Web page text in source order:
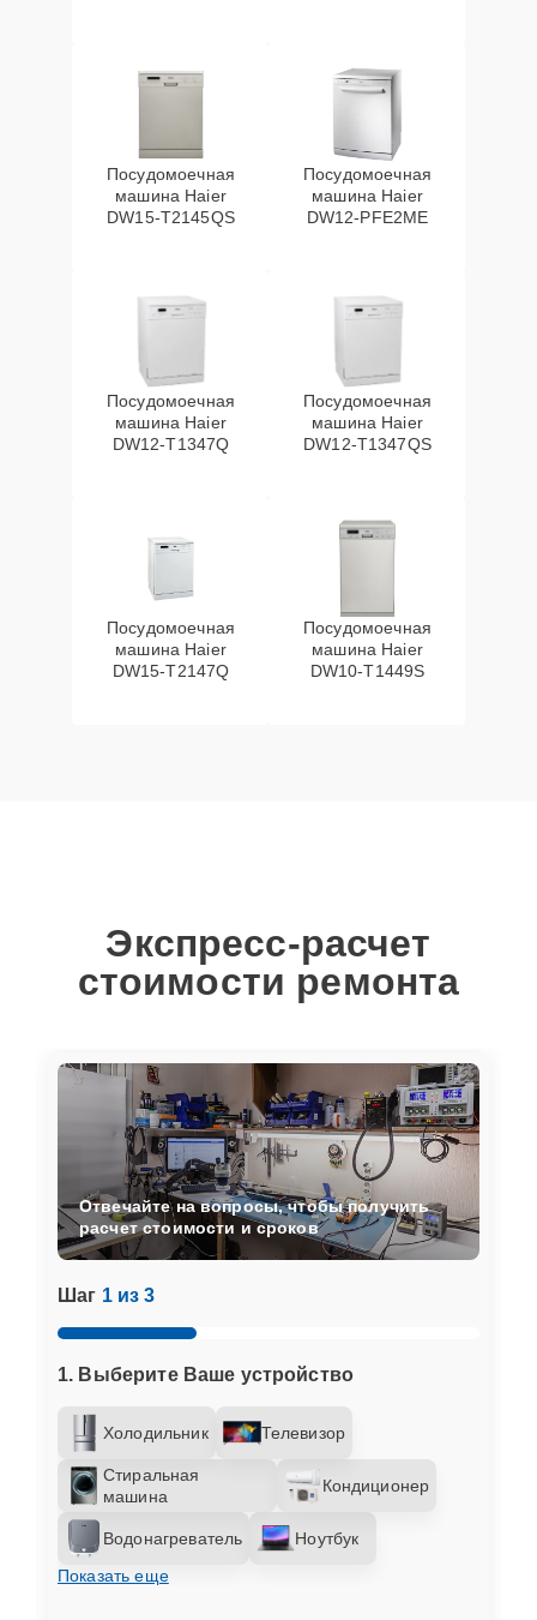
Посудомоечная
машина Haier
DW15-T2145QS
Посудомоечная
машина Haier
DW12-PFE2ME
Посудомоечная
машина Haier
DW12-T1347Q
Посудомоечная
машина Haier
DW12-T1347QS
Посудомоечная
машина Haier
DW15-T2147Q
Посудомоечная
машина Haier
DW10-T1449S
Экспресс-расчет
стоимости ремонта
Шаг 1 из 3
1. Выберите Ваше устройство
Холодильник Телевизор
Стиральная
машина
Кондиционер
Водонагреватель
Ноутбук
Показать еще
Отвечайте на вопросы, чтобы получить
расчет стоимости и сроков